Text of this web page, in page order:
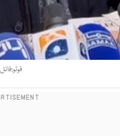
فوٹو:فائل